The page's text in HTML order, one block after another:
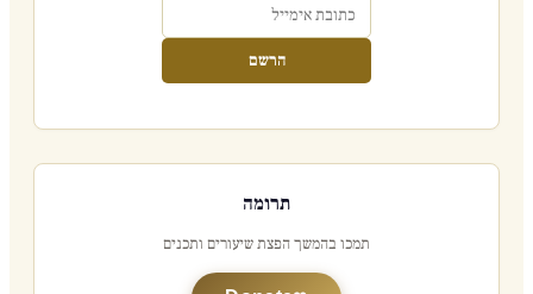
הרשם
תרומה
תמכו בהמשך הפצת שיעורים ותכנים